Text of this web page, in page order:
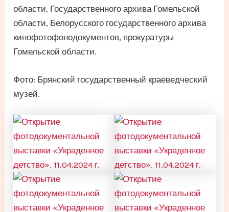
области, Государственного архива Гомельской
области, Белорусского государственного архива
кинофотофонодокументов, прокуратуры
Гомельской области.
Фото: Брянский государственный краеведческий
музей.